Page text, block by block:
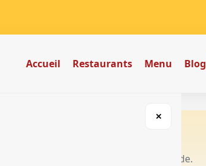
Accueil Restaurants Menu Blog
✕
réunis dans une app simple et rapide.